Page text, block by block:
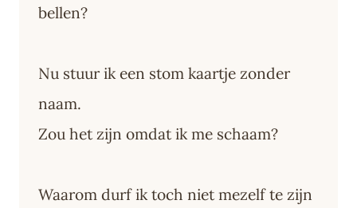
bellen?
Nu stuur ik een stom kaartje zonder
naam.
Zou het zijn omdat ik me schaam?
Waarom durf ik toch niet mezelf te zijn